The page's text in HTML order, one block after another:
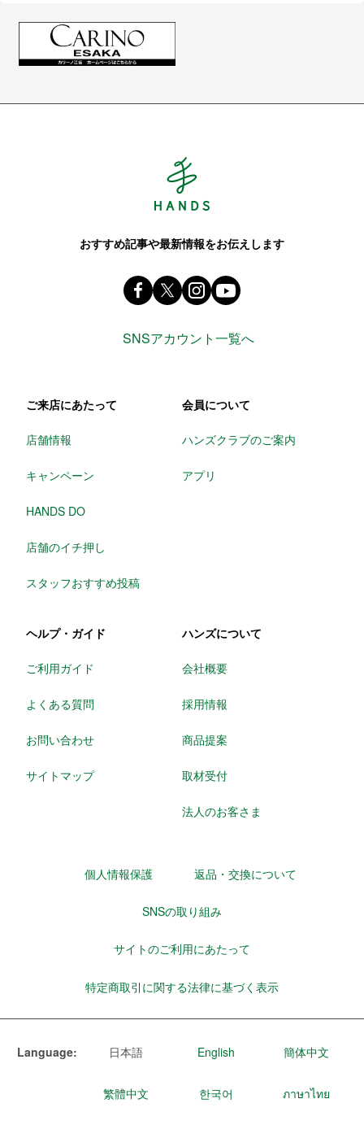
おすすめ記事や最新情報をお伝えします
Facebook ハンズ公式ファンページ
X(旧 twitter) @Hands_official_
instagram
SNSアカウント一覧へ
ご来店にあたって
店舗情報
キャンペーン
HANDS DO
店舗のイチ押し
スタッフおすすめ投稿
会員について
ハンズクラブのご案内
アプリ
ヘルプ・ガイド
ご利用ガイド
よくある質問
お問い合わせ
サイトマップ
ハンズについて
会社概要
採用情報
商品提案
取材受付
法人のお客さま
個人情報保護 返品・交換について
SNSの取り組み
サイトのご利用にあたって
特定商取引に関する法律に基づく表示
Language: 日本語 English 簡体中文
繁體中文 한국어 ภาษาไทย